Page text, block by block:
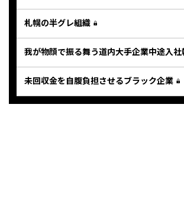
札幌の半グレ組織
我が物顔で振る舞う道内大手企業中途入社
未回収金を自腹負担させるブラック企業